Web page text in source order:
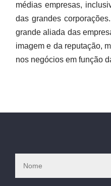
médias empresas,
das grandes
grande aliada das
imagem e da reputação,
nos negócios em função